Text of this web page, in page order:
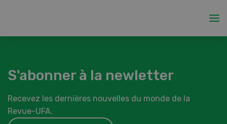
S'abonner à la newletter
Recevez les dernières nouvelles du monde de la
Revue-UFA.